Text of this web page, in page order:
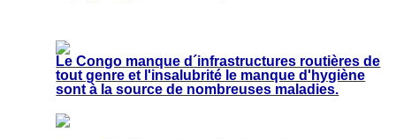
Le Congo manque d´infrastructures routières de
tout genre et l'insalubrité le manque d'hygiène
sont à la source de nombreuses maladies.